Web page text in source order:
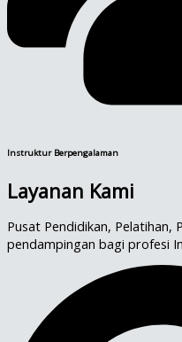
Instruktur Berpengalaman
Layanan Kami
Pusat Pendidikan, Pelatihan,
pendampingan bagi profesi